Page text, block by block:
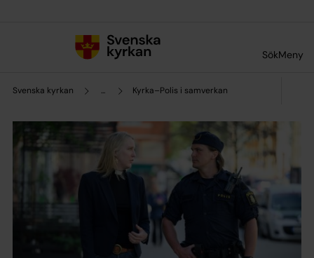
SökMeny
Svenska kyrkan ... Kyrka–Polis i samverkan